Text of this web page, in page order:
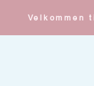
Velkommen